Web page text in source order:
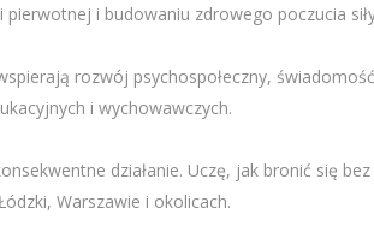
i budowaniu zdrowego poczucia
rozwój psychospołeczny,
i wychowawczych.
działanie. Uczę, jak bronić się
Warszawie i okolicach.